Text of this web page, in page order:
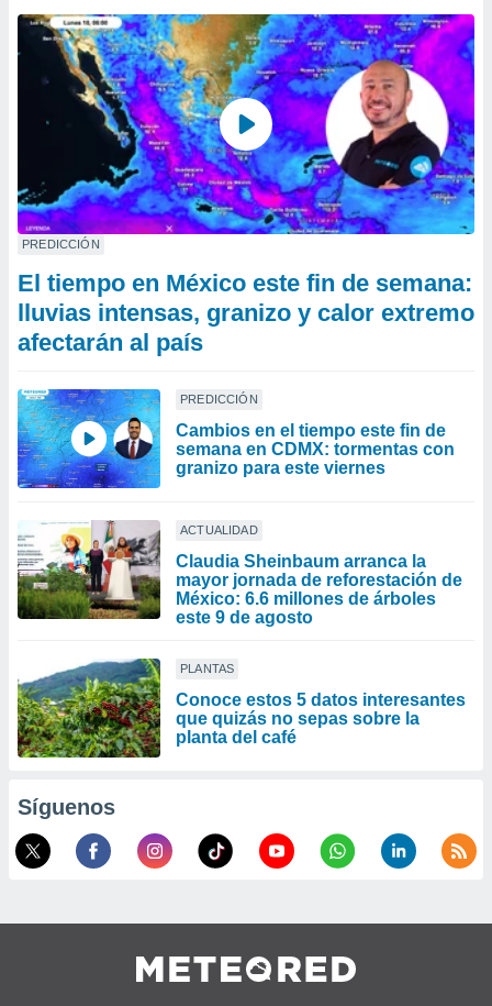
PREDICCIÓN
El tiempo en México este fin de semana:
lluvias intensas, granizo y calor extremo
afectarán al país
PREDICCIÓN
Cambios en el tiempo este fin de
semana en CDMX: tormentas con
granizo para este viernes
ACTUALIDAD
Claudia Sheinbaum arranca la
mayor jornada de reforestación de
México: 6.6 millones de árboles
este 9 de agosto
PLANTAS
Conoce estos 5 datos interesantes
que quizás no sepas sobre la
planta del café
Síguenos